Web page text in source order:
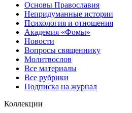
Основы Православия
Непридуманные истории
Психология и отношения
Академия «Фомы»
Новости
Вопросы священнику
Молитвослов
Все материалы
Все рубрики
Подписка на журнал
Коллекции